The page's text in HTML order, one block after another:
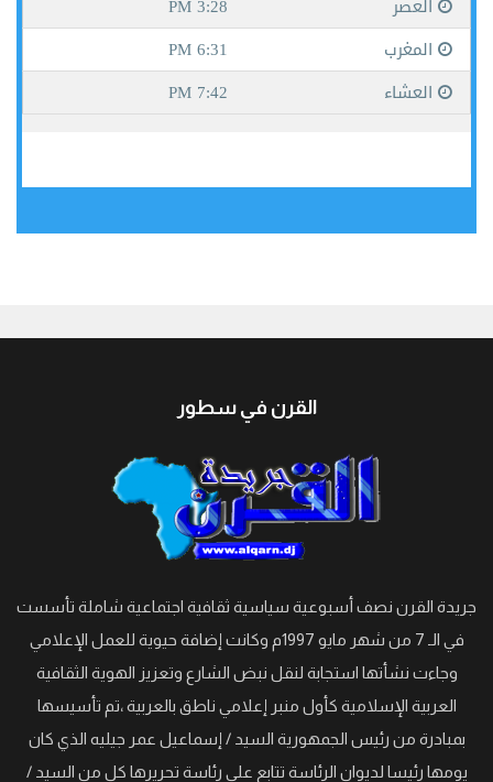
القرن في سطور
جريدة القرن نصف أسبوعية سياسية ثقافية اجتماعية شاملة تأسست
في الـ 7 من شهر مايو 1997م وكانت إضافة حيوية للعمل الإعلامي
وجاءت نشأتها استجابة لنقل نبض الشارع وتعزيز الهوية الثقافية
العربية الإسلامية كأول منبر إعلامي ناطق بالعربية ،تم تأسيسها
بمبادرة من رئيس الجمهورية السيد / إسماعيل عمر جيليه الذي كان
يومها رئيسا لديوان الرئاسة تتابع على رئاسة تحريرها كل من السيد /